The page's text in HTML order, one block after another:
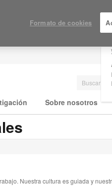
Sobre nosotros
Nuestra cultura es guiada y
Formato de cookies